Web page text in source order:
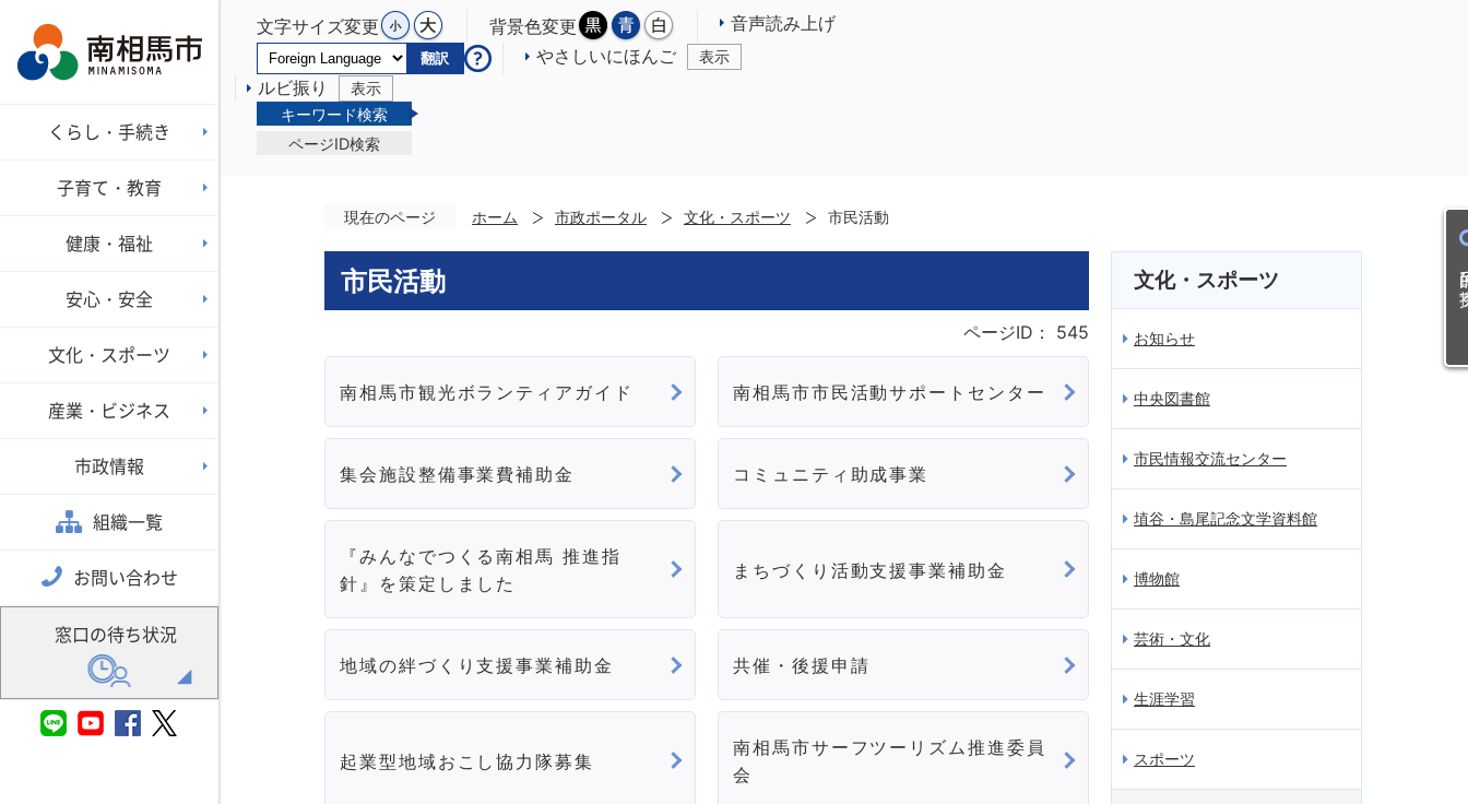
文字サイズ変更 背景色変更 音声読み上げ
翻訳 やさしいにほんご 表示
ルビ振り
表示
キーワード検索
ページID検索
くらし・手続き
子育て・教育
健康・福祉
安心・安全
文化・スポーツ
産業・ビジネス
市政情報
組織一覧
お問い合わせ
窓口の待ち状況
目
現在のページ ホーム 市政ポータル 文化・スポーツ 市民活動
市民活動
ページID： 545
南相馬市観光ボランティアガイド 南相馬市市民活動サポートセンター
集会施設整備事業費補助金 コミュニティ助成事業
『みんなでつくる南相馬 推進指
針』を策定しました
まちづくり活動支援事業補助金
地域の絆づくり支援事業補助金 共催・後援申請
起業型地域おこし協力隊募集
南相馬市サーフツーリズム推進委員
会
文化・スポーツ
お知らせ
中央図書館
市民情報交流センター
埴谷・島尾記念文学資料館
博物館
芸術・文化
生涯学習
スポーツ